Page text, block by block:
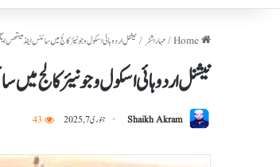
/مہاراشٹر / نیشنل اردو ہائی اسکول و جونیئر کالج میں سائنس اینڈ میتھس
نیشنل اردو ہائی اسکول و جونیئر کالج
Shaikh Akram جنوری 7, 2025 43